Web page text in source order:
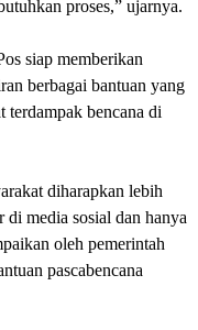
proses,” ujarnya.
siap memberikan
berbagai bantuan yang
terdampak bencana di
diharapkan lebih
di media sosial dan hanya
oleh pemerintah
pascabencana